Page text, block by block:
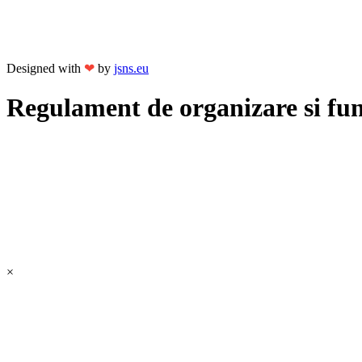
Designed with ❤ by jsns.eu
Regulament de organizare si
×